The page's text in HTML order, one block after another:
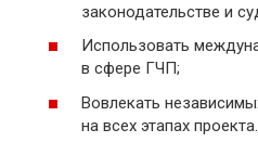
законодательстве и
Использовать
в сфере ГЧП;
Вовлекать
на всех этапах проекта.